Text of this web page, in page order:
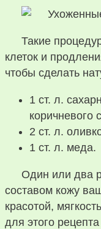
Такие
клеток и
чтобы сделать
1 ст. л.
коричневого
2 ст. л.
1 ст. л. меда.
Один или два
составом кожу
красотой,
для этого